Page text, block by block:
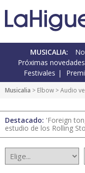
MUSICALIA:
Próximas novedades
Festivales
Musicalia > Elbow > Audio
Destacado: 'Foreign
estudio de los Rolling